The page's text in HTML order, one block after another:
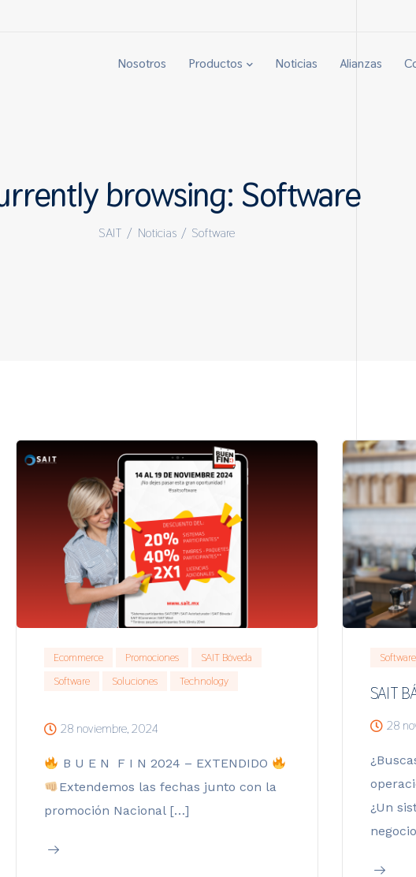
Nosotros Productos Noticias Alianzas
browsing: Software
SAIT / Noticias / Software
Ecommerce Promociones
SAIT Bóveda
Software
Soluciones Technology
28 noviembre, 2024
B U E N F I N 2024 – EXTENDIDO
Extendemos las fechas junto con la
promoción Nacional […]
Software
SAIT
28
¿Un